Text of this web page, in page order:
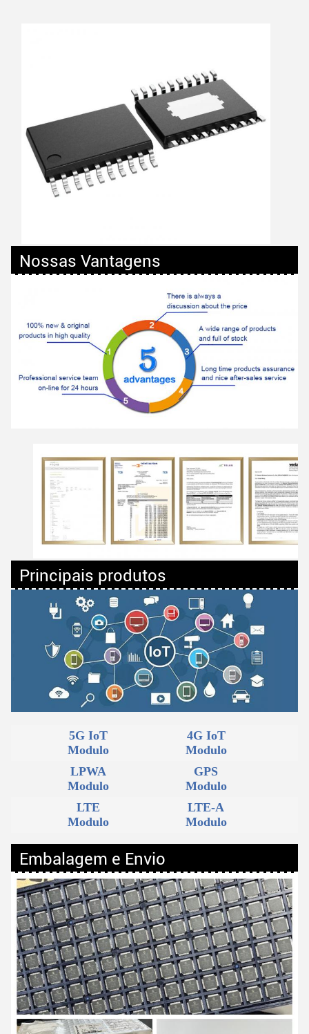
Nossas Vantagens
Principais produtos
5G IoT
Modulo
4G IoT
Modulo
LPWA
Modulo
GPS
Modulo
LTE
Modulo
LTE-A
Modulo
Embalagem e Envio